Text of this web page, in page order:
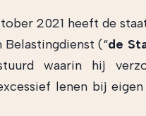
2021 heeft de
(“de
waarin hij
lenen bij